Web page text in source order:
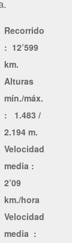
Recorrido
: 12’599
km.
Alturas
mín./máx.
: 1.483 /
2.194 m.
Velocidad
media :
2’09
km./hora
Velocidad
media :